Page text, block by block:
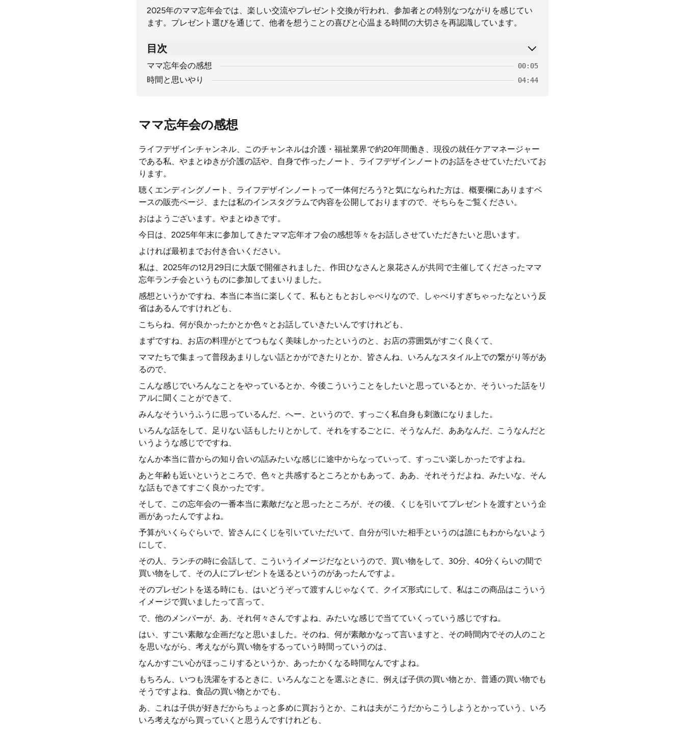
2025年のママ忘年会では、楽しい交流やプレゼント交換が行われ、参加者との特別なつながりを感じてい
ます。プレゼント選びを通じて、他者を想うことの喜びと心温まる時間の大切さを再認識しています。
目次
ママ忘年会の感想 00:05
時間と思いやり 04:44
ママ忘年会の感想
ライフデザインチャンネル、このチャンネルは介護・福祉業界で約20年間働き、現役の就任ケアマネージャー
である私、やまとゆきが介護の話や、自身で作ったノート、ライフデザインノートのお話をさせていただいてお
ります。
聴くエンディングノート、ライフデザインノートって一体何だろう?と気になられた方は、概要欄にありますベ
ースの販売ページ、または私のインスタグラムで内容を公開しておりますので、そちらをご覧ください。
おはようございます。やまとゆきです。
今日は、2025年年末に参加してきたママ忘年オフ会の感想等々をお話しさせていただきたいと思います。
よければ最初までお付き合いください。
私は、2025年の12月29日に大阪で開催されました、作田ひなさんと泉花さんが共同で主催してくださったママ
忘年ランチ会というものに参加してまいりました。
感想というかですね、本当に本当に楽しくて、私もともとおしゃべりなので、しゃべりすぎちゃったなという反
省はあるんですけれども、
こちらね、何が良かったかとか色々とお話していきたいんですけれども、
まずですね、お店の料理がとてつもなく美味しかったというのと、お店の雰囲気がすごく良くて、
ママたちで集まって普段あまりしない話とかができたりとか、皆さんね、いろんなスタイル上での繋がり等があ
るので、
こんな感じでいろんなことをやっているとか、今後こういうことをしたいと思っているとか、そういった話をリ
アルに聞くことができて、
みんなそういうふうに思っているんだ、へー、というので、すっごく私自身も刺激になりました。
いろんな話をして、足りない話もしたりとかして、それをするごとに、そうなんだ、ああなんだ、こうなんだと
いうような感じでですね、
なんか本当に昔からの知り合いの話みたいな感じに途中からなっていって、すっごい楽しかったですよね。
あと年齢も近いというところで、色々と共感するところとかもあって、ああ、それそうだよね、みたいな、そん
な話もできてすごく良かったです。
そして、この忘年会の一番本当に素敵だなと思ったところが、その後、くじを引いてプレゼントを渡すという企
画があったんですよね。
予算がいくらぐらいで、皆さんにくじを引いていただいて、自分が引いた相手というのは誰にもわからないよう
にして、
その人、ランチの時に会話して、こういうイメージだなというので、買い物をして、30分、40分くらいの間で
買い物をして、その人にプレゼントを送るというのがあったんですよ。
そのプレゼントを送る時にも、はいどうぞって渡すんじゃなくて、クイズ形式にして、私はこの商品はこういう
イメージで買いましたって言って、
で、他のメンバーが、あ、それ何々さんですよね、みたいな感じで当てていくっていう感じですね。
はい、すごい素敵な企画だなと思いました。そのね、何が素敵かなって言いますと、その時間内でその人のこと
を思いながら、考えながら買い物をするっていう時間っていうのは、
なんかすごい心がほっこりするというか、あったかくなる時間なんですよね。
もちろん、いつも洗濯をするときに、いろんなことを選ぶときに、例えば子供の買い物とか、普通の買い物でも
そうですよね、食品の買い物とかでも、
あ、これは子供が好きだからちょっと多めに買おうとか、これは夫がこうだからこうしようとかっていう、いろ
いろ考えながら買っていくと思うんですけれども、